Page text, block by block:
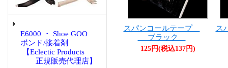
E6000 ・ Shoe GOO
ボンド/接着剤
【Eclectic Products
正規販売代理店】
スパンコールテープ
ブラック
125円(税込137円)
ス